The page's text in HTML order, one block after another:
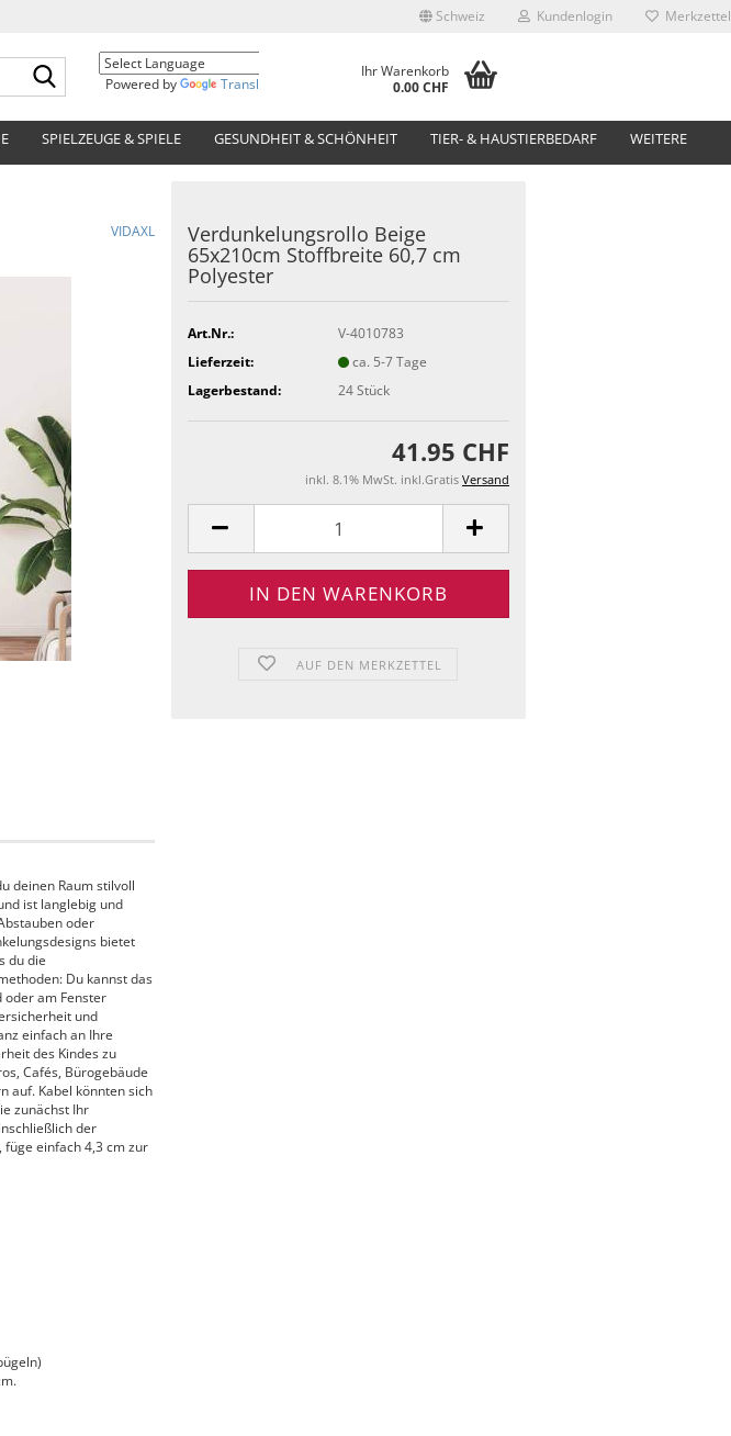
Schweiz Kundenlogin Merkzettel
Suche...
Powered by
Translate
Ihr Warenkorb
0.00 CHF
SPIELZEUGE & SPIELE GESUNDHEIT & SCHÖNHEIT TIER- & HAUSTIERBEDARF WEITERE
VIDAXL
Verdunkelungsrollo Beige
65x210cm Stoffbreite 60,7 cm
Polyester
Art.Nr.:
V-4010783
Lieferzeit:
ca. 5-7 Tage
Lagerbestand:
24Stück
41.95 CHF
inkl. 8.1% MwSt. inkl.Gratis Versand
AUF DEN MERKZETTEL
deinen Raum stilvoll
ist langlebig und
oder
bietet
du die
Du kannst das
oder am Fenster
und
einfach an Ihre
des Kindes zu
Cafés, Bürogebäude
auf. Kabel könnten sich
zunächst Ihr
der
füge einfach 4,3 cm zur